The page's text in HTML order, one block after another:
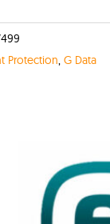
Protection, G Data